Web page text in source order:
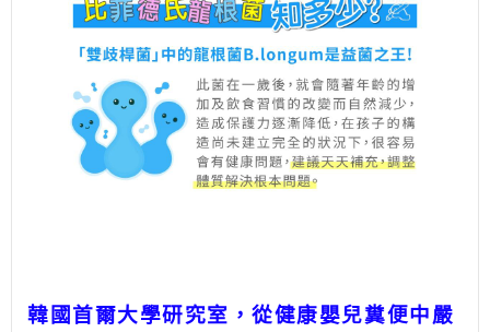
韓國首爾大學研究室，從健康嬰兒糞便中嚴